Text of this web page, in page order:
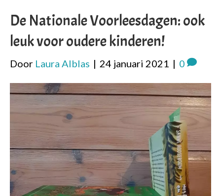
De Nationale Voorleesdagen: ook
leuk voor oudere kinderen!
Door Laura Alblas | 24 januari 2021 | 0